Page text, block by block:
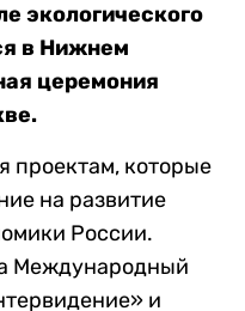
экологического
в Нижнем
церемония
проектам, которые
на развитие
России.
Международный
и